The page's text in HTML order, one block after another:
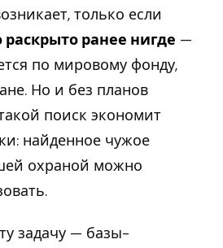
только если
ранее нигде —
по мировому фонду,
Но и без планов
поиск экономит
найденное чужое
охраной можно
задачу — базы-